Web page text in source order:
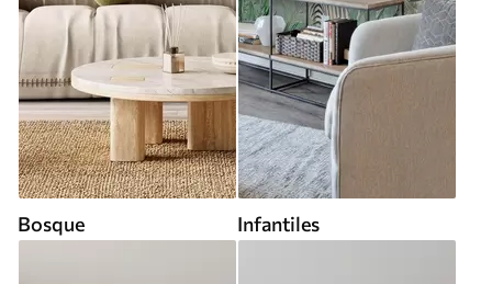
Bosque Infantiles